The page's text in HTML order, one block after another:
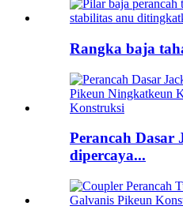
Rangka baja
Perancah Dasar
dipercaya...